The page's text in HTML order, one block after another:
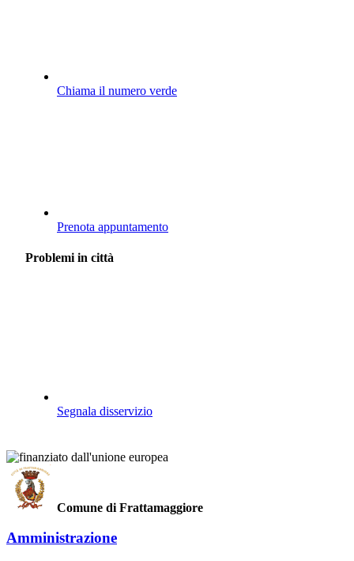
Chiama il numero verde
Prenota appuntamento
Problemi in città
Segnala disservizio
Comune di Frattamaggiore
Amministrazione